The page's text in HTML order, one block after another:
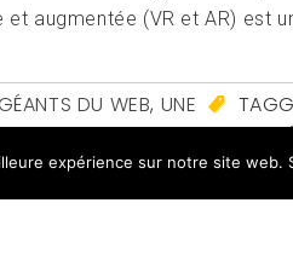
augmentée (VR et AR) est
DU WEB, UNE
,HORIZON OS,META QUEST,
LEAVE A COMMENT
expérience sur notre site